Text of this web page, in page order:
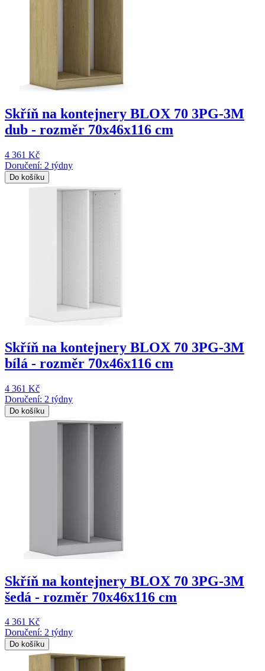
Skříň na kontejnery BLOX 70 3PG-3M
dub - rozměr 70x46x116 cm
4 361 Kč
Doručení: 2 týdny
Do košíku
Skříň na kontejnery BLOX 70 3PG-3M
bílá - rozměr 70x46x116 cm
4 361 Kč
Doručení: 2 týdny
Do košíku
Skříň na kontejnery BLOX 70 3PG-3M
šedá - rozměr 70x46x116 cm
4 361 Kč
Doručení: 2 týdny
Do košíku